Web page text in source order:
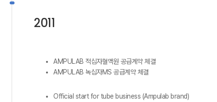
2011
AMPULAB 적십자혈액원 공급계약 체결
AMPULAB 녹십자MS 공급계약 체결
Official start for tube business (Ampulab brand)